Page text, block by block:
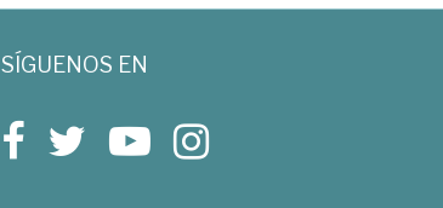
SÍGUENOS EN